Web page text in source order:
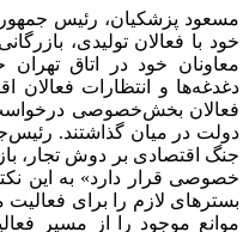
مسعود پزشکیان، رئیس جمهور
خود با فعالان تولیدی،
معاونان خود در اتاق
دغدغه‌ها و انتظارات
فعالان بخش‌خصوصی
دولت در میان گذاشتند.
جنگ اقتصادی بر دوش تجار،
خصوصی قرار دارد» به این
بسترهای لازم را برای
موانع موجود را از مسیر